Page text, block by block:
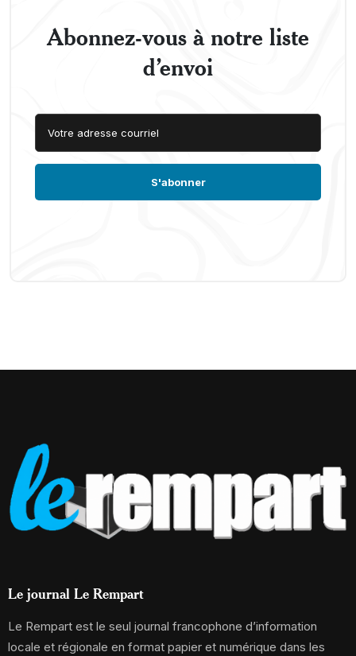
Abonnez-vous à notre liste
d’envoi
Le journal Le Rempart
Le Rempart est le seul journal francophone d’information
locale et régionale en format papier et numérique dans les